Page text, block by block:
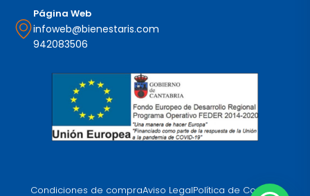
Página Web
infoweb@bienestaris.com
942083506
Condiciones de compraAviso LegalPolítica de Cookies